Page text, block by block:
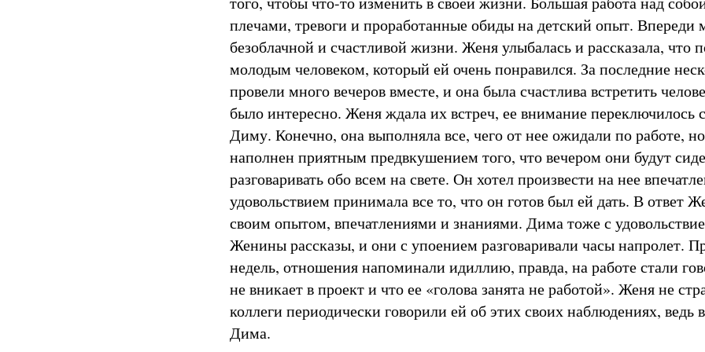
плечами, тревоги и проработанные обиды на детский опыт. Впереди
безоблачной и счастливой жизни. Женя улыбалась и рассказала, что
молодым человеком, который ей очень понравился. За последние
провели много вечеров вместе, и она была счастлива встретить
было интересно. Женя ждала их встреч, ее внимание переключилось
Диму. Конечно, она выполняла все, чего от нее ожидали по работе,
наполнен приятным предвкушением того, что вечером они будут
разговаривать обо всем на свете. Он хотел произвести на нее
удовольствием принимала все то, что он готов был ей дать. В ответ
своим опытом, впечатлениями и знаниями. Дима тоже с
Женины рассказы, и они с упоением разговаривали часы напролет.
недель, отношения напоминали идиллию, правда, на работе стали
не вникает в проект и что ее «голова занята не работой». Женя не
коллеги периодически говорили ей об этих своих наблюдениях, ведь
Дима.